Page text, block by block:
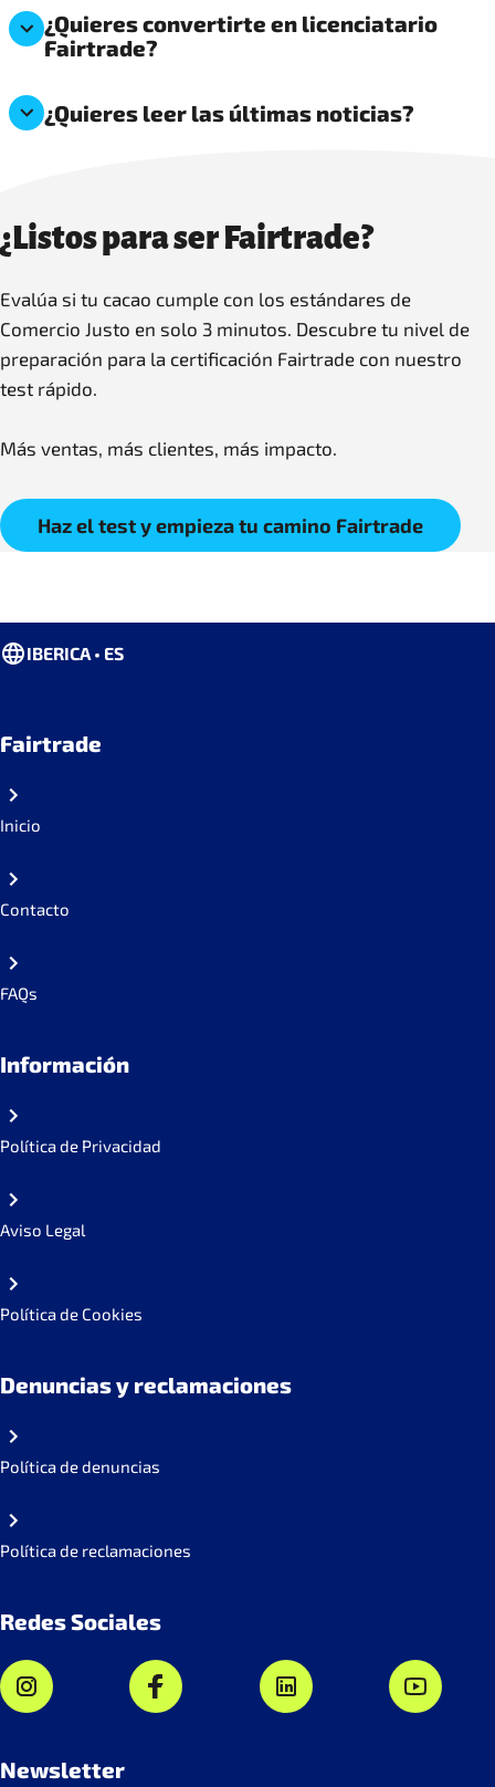
¿Quieres convertirte en licenciatario
Fairtrade?
¿Quieres leer las últimas noticias?
¿Listos para ser Fairtrade?
Evalúa si tu cacao cumple con los estándares de
Comercio Justo en solo 3 minutos. Descubre tu nivel de
preparación para la certificación Fairtrade con nuestro
test rápido.
Más ventas, más clientes, más impacto.
Haz el test y empieza tu camino Fairtrade
IBERICA • ES
Fairtrade
Inicio
Contacto
FAQs
Información
Política de Privacidad
Aviso Legal
Política de Cookies
Denuncias y reclamaciones
Política de denuncias
Política de reclamaciones
Redes Sociales
Newsletter